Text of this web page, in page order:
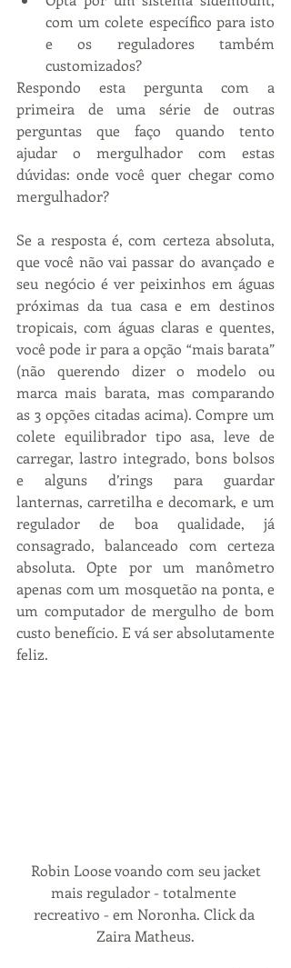
com um colete específico para isto
e os reguladores também
customizados?
Respondo esta pergunta com a
primeira de uma série de outras
perguntas que faço quando tento
ajudar o mergulhador com estas
dúvidas: onde você quer chegar como
mergulhador?
Se a resposta é, com certeza absoluta,
que você não vai passar do avançado e
seu negócio é ver peixinhos em águas
próximas da tua casa e em destinos
tropicais, com águas claras e quentes,
você pode ir para a opção “mais barata”
(não querendo dizer o modelo ou
marca mais barata, mas comparando
as 3 opções citadas acima). Compre um
colete equilibrador tipo asa, leve de
carregar, lastro integrado, bons bolsos
e alguns d’rings para guardar
lanternas, carretilha e decomark, e um
regulador de boa qualidade, já
consagrado, balanceado com certeza
absoluta. Opte por um manômetro
apenas com um mosquetão na ponta, e
um computador de mergulho de bom
custo benefício. E vá ser absolutamente
feliz.
mais regulador - totalmente
recreativo - em Noronha. Click da
Zaira Matheus.